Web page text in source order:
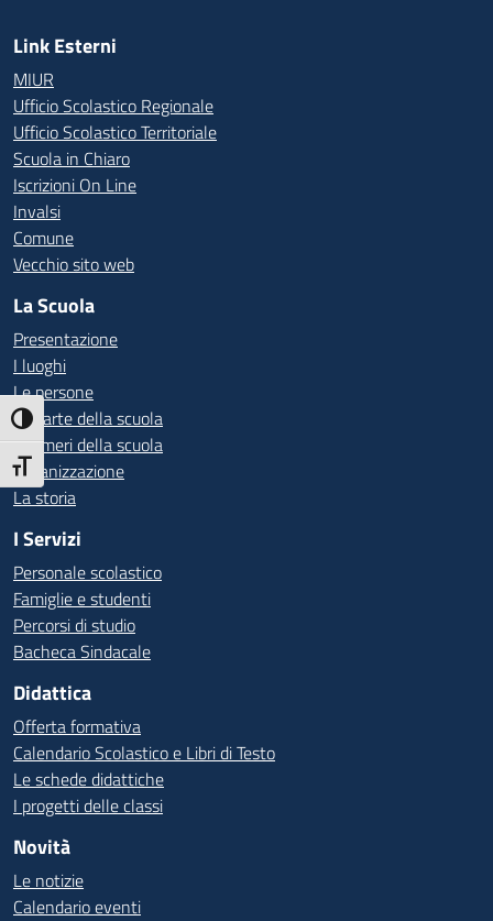
Attiva/disattiva alto contrasto
Attiva/disattiva dimensione testo
Link Esterni
MIUR
Ufficio Scolastico Regionale
Ufficio Scolastico Territoriale
Scuola in Chiaro
Iscrizioni On Line
Invalsi
Comune
Vecchio sito web
La Scuola
Presentazione
I luoghi
Le persone
Le carte della scuola
I numeri della scuola
Organizzazione
La storia
I Servizi
Personale scolastico
Famiglie e studenti
Percorsi di studio
Bacheca Sindacale
Didattica
Offerta formativa
Calendario Scolastico e Libri di Testo
Le schede didattiche
I progetti delle classi
Novità
Le notizie
Calendario eventi